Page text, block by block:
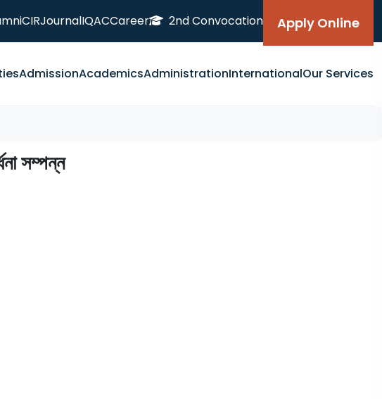
CIRJournalIQACCareer 2nd Convocation Apply Online
AdmissionAcademicsAdministrationInternationalOur Services
সম্পন্ন